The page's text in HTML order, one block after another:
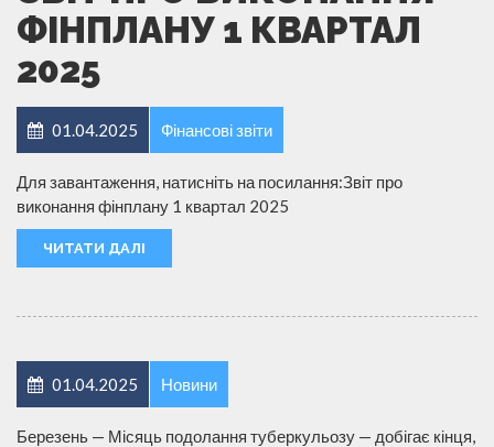
ФІНПЛАНУ 1 КВАРТАЛ
2025
01.04.2025 Фінансові звіти
Для завантаження, натисніть на посилання:Звіт про
виконання фінплану 1 квартал 2025
ЧИТАТИ ДАЛІ
01.04.2025 Новини
Березень — Місяць подолання туберкульозу — добігає кінця,